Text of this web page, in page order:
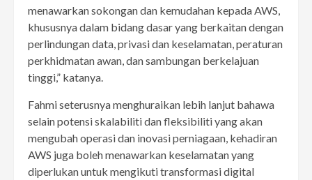
menawarkan sokongan dan kemudahan kepada AWS,
khususnya dalam bidang dasar yang berkaitan dengan
perlindungan data, privasi dan keselamatan, peraturan
perkhidmatan awan, dan sambungan berkelajuan
tinggi,” katanya.
Fahmi seterusnya menghuraikan lebih lanjut bahawa
selain potensi skalabiliti dan fleksibiliti yang akan
mengubah operasi dan inovasi perniagaan, kehadiran
AWS juga boleh menawarkan keselamatan yang
diperlukan untuk mengikuti transformasi digital